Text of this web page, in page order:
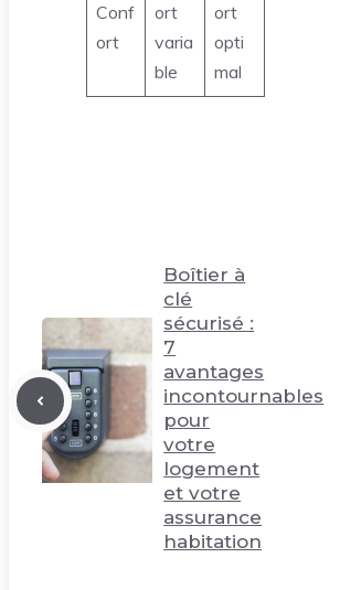
Conf
ort
ort
varia
ble
ort
opti
mal
Boîtier à
clé
sécurisé :
7
avantages
incontournables
pour
votre
logement
et votre
assurance
habitation